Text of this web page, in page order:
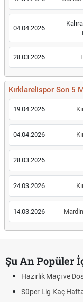
04.04.2026
28.03.2026
Kırklarelispor Son 5
19.04.2026
04.04.2026
28.03.2026
24.03.2026
14.03.2026
Şu An Popüler
Hazırlık Maçı ve
Süper Lig Kaç